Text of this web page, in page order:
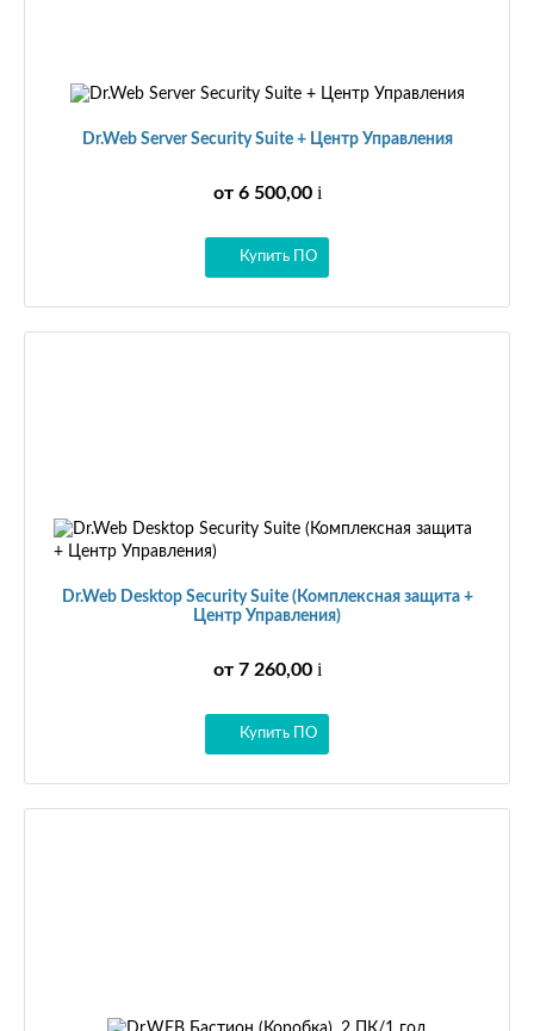
Dr.Web Server Security Suite + Центр Управления
от 6 500,00 i
Купить ПО
Dr.Web Desktop Security Suite (Комплексная защита +
Центр Управления)
от 7 260,00 i
Купить ПО